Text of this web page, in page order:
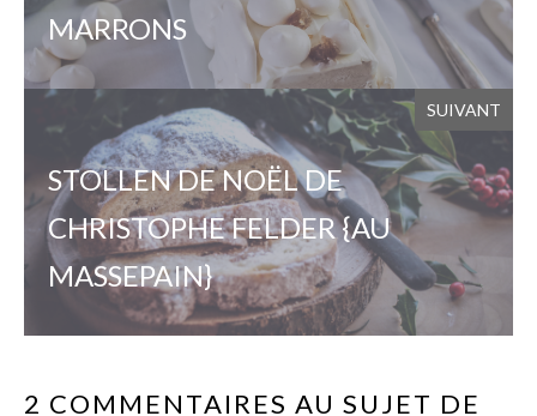
MARRONS
SUIVANT
STOLLEN DE NOËL DE
CHRISTOPHE FELDER {AU
MASSEPAIN}
2 COMMENTAIRES AU SUJET DE